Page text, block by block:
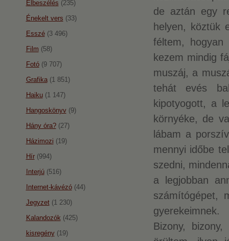
de aztán egy
helyen, köztük
féltem,
kezem mindig
muszáj, a
tehát evés
kipotyogott, a
környéke, de
lábam a
mennyi időbe
szedni,
a legjobban
számítógépet,
gyerekeimnek.
Bizony,
Elbeszélés (235)
Énekelt vers (33)
Esszé(3 496)
Film (58)
Fotó(9 707)
Grafika(1 851)
Haiku(1 147)
Hangoskönyv(9)
Hány óra?(27)
Házimozi (19)
Hír(994)
Interjú(516)
Internet-kávézó(44)
Jegyzet(1 230)
Kalandozók (425)
kisregény(19)